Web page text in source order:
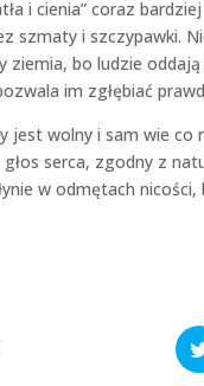
i cienia” coraz
szmaty i szczypawki.
ziemia, bo ludzie
im zgłębiać
jest wolny i sam wie
serca, zgodny z
w odmętach